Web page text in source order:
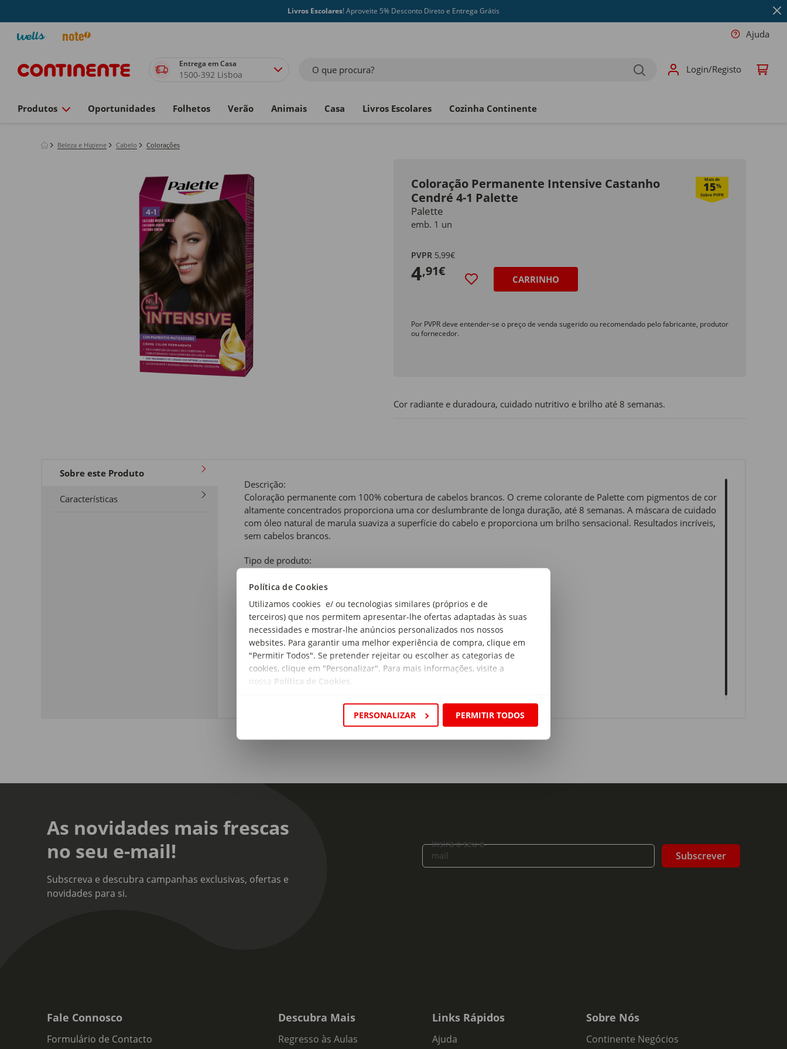
Política de Cookies
Utilizamos cookies e/ ou tecnologias similares (próprios e de
terceiros) que nos permitem apresentar-lhe ofertas adaptadas às suas
necessidades e mostrar-lhe anúncios personalizados nos nossos
websites. Para garantir uma melhor experiência de compra, clique em
"Permitir Todos". Se pretender rejeitar ou escolher as categorias de
cookies, clique em "Personalizar". Para mais informações, visite a
nossa Política de Cookies
PERSONALIZAR PERMITIR TODOS
Livros Escolares! Aproveite 5% Desconto Direto e Entrega Grátis
Ajuda
Entrega em Casa
1500-392 Lisboa O que procura? Login/Registo
Produtos Oportunidades Folhetos Verão Animais Casa Livros Escolares Cozinha Continente
Beleza e Higiene Cabelo Colorações
Coloração Permanente Intensive Castanho
Cendré 4-1 Palette
Mais de
15%
Palette
emb. 1 un
PVPR 5,99€
4,91€
CARRINHO
Por PVPR deve entender-se o preço de venda sugerido ou recomendado pelo fabricante, produtor
ou fornecedor.
Cor radiante e duradoura, cuidado nutritivo e brilho até 8 semanas.
Sobre este Produto
Características
Descrição:
Coloração permanente com 100% cobertura de cabelos brancos. O creme colorante de Palette com pigmentos de cor
altamente concentrados proporciona uma cor deslumbrante de longa duração, até 8 semanas. A máscara de cuidado
com óleo natural de marula suaviza a superfície do cabelo e proporciona um brilho sensacional. Resultados incríveis,
sem cabelos brancos.
Tipo de produto:
Tipo de coloração:
Permanente com Amoníaco
Número da coloração:
4-1
Cor:
Castanho Cendré
As novidades mais frescas
no seu e-mail!
Subscreva e descubra campanhas exclusivas, ofertas e
novidades para si.
Insira o seu e-
mail
Subscrever
Fale Connosco
Formulário de Contacto
Descubra Mais
Regresso às Aulas
Links Rápidos
Ajuda
Sobre Nós
Continente Negócios